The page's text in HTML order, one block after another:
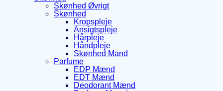
Skønhed Øvrigt
Skønhed
Kropspleje
Ansigtspleje
Hårpleje
Håndpleje
Skønhed Mand
Parfume
EDP Mænd
EDT Mænd
Deodorant Mænd